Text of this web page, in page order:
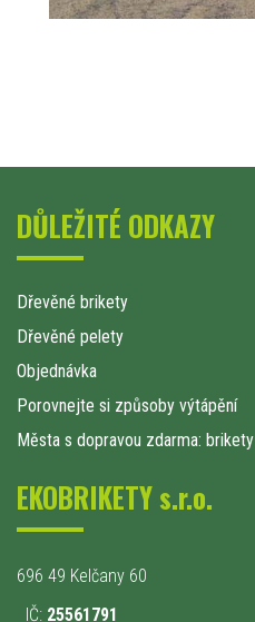
DŮLEŽITÉ ODKAZY
Dřevěné brikety
Dřevěné pelety
Objednávka
Porovnejte si způsoby výtápění
Města s dopravou zdarma: brikety
EKOBRIKETY s.r.o.
696 49 Kelčany 60
IČ: 25561791